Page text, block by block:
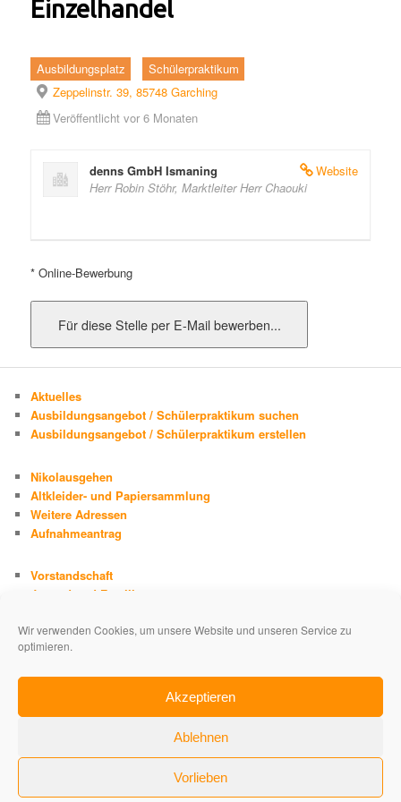
Wir verwenden Cookies, um unsere Website und unseren Service zu
optimieren.
Akzeptieren
Ablehnen
Vorlieben
Einzelhandel
Ausbildungsplatz
Schülerpraktikum
Zeppelinstr. 39, 85748 Garching
Veröffentlicht vor 6 Monaten
Website
denns GmbH Ismaning
Herr Robin Stöhr, Marktleiter Herr Chaouki
* Online-Bewerbung
Aktuelles
Ausbildungsangebot / Schülerpraktikum suchen
Ausbildungsangebot / Schülerpraktikum erstellen
Nikolausgehen
Altkleider- und Papiersammlung
Weitere Adressen
Aufnahmeantrag
Vorstandschaft
Jugend und Familie
Adolph Kolping
Impressum